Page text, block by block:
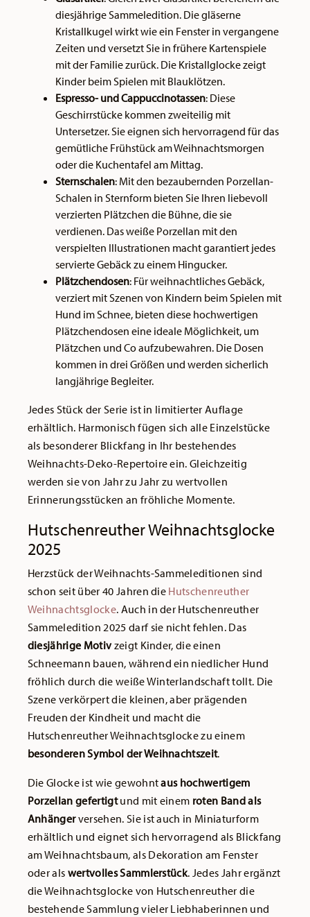
diesjährige Sammeledition. Die gläserne
Kristallkugel wirkt wie ein Fenster in vergangene
Zeiten und versetzt Sie in frühere Kartenspiele
mit der Familie zurück. Die Kristallglocke zeigt
Kinder beim Spielen mit Blauklötzen.
Espresso- und Cappuccinotassen: Diese
Geschirrstücke kommen zweiteilig mit
Untersetzer. Sie eignen sich hervorragend für das
gemütliche Frühstück am Weihnachtsmorgen
oder die Kuchentafel am Mittag.
Sternschalen: Mit den bezaubernden Porzellan-
Schalen in Sternform bieten Sie Ihren liebevoll
verzierten Plätzchen die Bühne, die sie
verdienen. Das weiße Porzellan mit den
verspielten Illustrationen macht garantiert jedes
servierte Gebäck zu einem Hingucker.
Plätzchendosen: Für weihnachtliches Gebäck,
verziert mit Szenen von Kindern beim Spielen mit
Hund im Schnee, bieten diese hochwertigen
Plätzchendosen eine ideale Möglichkeit, um
Plätzchen und Co aufzubewahren. Die Dosen
kommen in drei Größen und werden sicherlich
langjährige Begleiter.
Jedes Stück der Serie ist in limitierter Auflage
erhältlich. Harmonisch fügen sich alle Einzelstücke
als besonderer Blickfang in Ihr bestehendes
Weihnachts-Deko-Repertoire ein. Gleichzeitig
werden sie von Jahr zu Jahr zu wertvollen
Erinnerungsstücken an fröhliche Momente.
Hutschenreuther Weihnachtsglocke
2025
Herzstück der Weihnachts-Sammeleditionen sind
schon seit über 40 Jahren die Hutschenreuther
Weihnachtsglocke. Auch in der Hutschenreuther
Sammeledition 2025 darf sie nicht fehlen. Das
diesjährige Motivzeigt Kinder, die einen
Schneemann bauen, während ein niedlicher Hund
fröhlich durch die weiße Winterlandschaft tollt. Die
Szene verkörpert die kleinen, aber prägenden
Freuden der Kindheit und macht die
Hutschenreuther Weihnachtsglocke zu einem
besonderen Symbol der Weihnachtszeit.
Die Glocke ist wie gewohntaus hochwertigem
Porzellan gefertigtund mit einem roten Band als
Anhängerversehen. Sie ist auch in Miniaturform
erhältlich und eignet sich hervorragend als Blickfang
am Weihnachtsbaum, als Dekoration am Fenster
oder als wertvolles Sammlerstück. Jedes Jahr ergänzt
die Weihnachtsglocke von Hutschenreuther die
bestehende Sammlung vieler Liebhaberinnen und